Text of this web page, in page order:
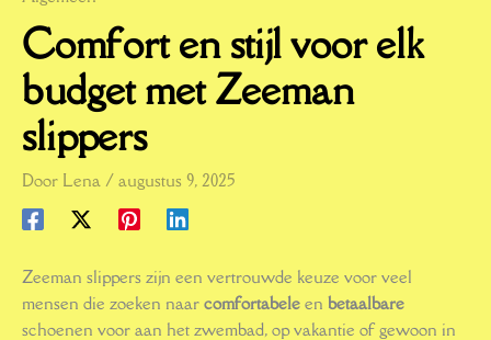
Comfort en stijl voor elk
budget met Zeeman
slippers
Door Lena / augustus 9, 2025
Zeeman slippers zijn een vertrouwde keuze voor veel
mensen die zoeken naar comfortabele en betaalbare
schoenen voor aan het zwembad, op vakantie of gewoon in